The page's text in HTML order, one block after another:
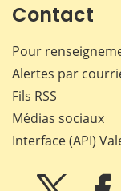
Contact
Pour
Alertes par
Fils RSS
Médias sociaux
Interface (API)